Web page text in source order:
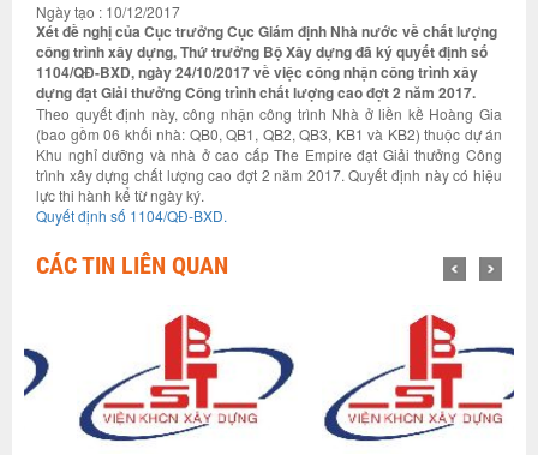
Ngày tạo : 10/12/2017
Xét đề nghị của Cục trưởng Cục Giám định Nhà nước về chất lượng
công trình xây dựng, Thứ trưởng Bộ Xây dựng đã ký quyết định số
1104/QĐ-BXD, ngày 24/10/2017 về việc công nhận công trình xây
dựng đạt Giải thưởng Công trình chất lượng cao đợt 2 năm 2017.
Theo quyết định này, công nhận công trình Nhà ở liền kề Hoàng Gia
(bao gồm 06 khối nhà: QB0, QB1, QB2, QB3, KB1 và KB2) thuộc dự án
Khu nghỉ dưỡng và nhà ở cao cấp The Empire đạt Giải thưởng Công
trình xây dựng chất lượng cao đợt 2 năm 2017. Quyết định này có hiệu
lực thi hành kể từ ngày ký.
Quyết định số 1104/QĐ-BXD.
CÁC TIN LIÊN QUAN